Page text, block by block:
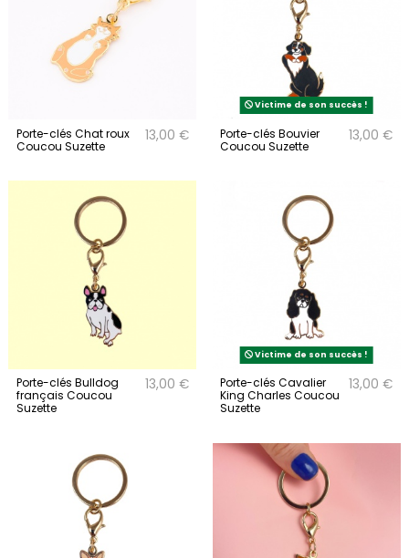
Porte-clés Chat roux
Coucou Suzette
13,00 €
Victime de son succès !
Porte-clés Bouvier
Coucou Suzette
13,00 €
Porte-clés Bulldog
français Coucou
Suzette
13,00 €
Victime de son succès !
Porte-clés Cavalier
King Charles Coucou
Suzette
13,00 €